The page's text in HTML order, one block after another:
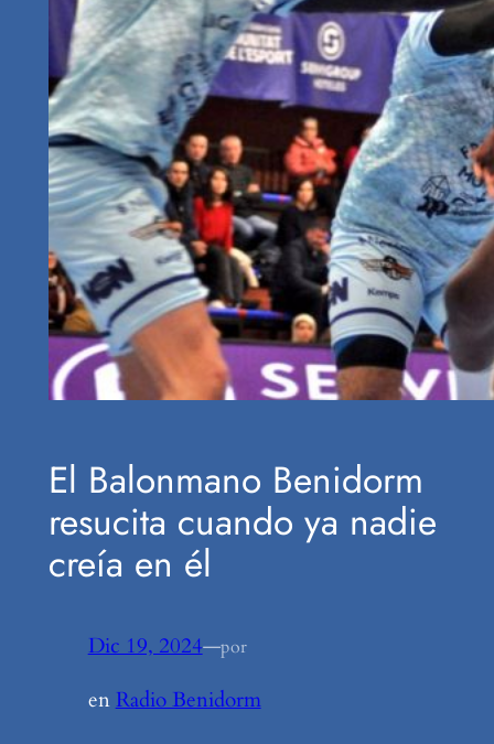
El Balonmano Benidorm
resucita cuando ya nadie
creía en él
Dic 19, 2024—por
en Radio Benidorm